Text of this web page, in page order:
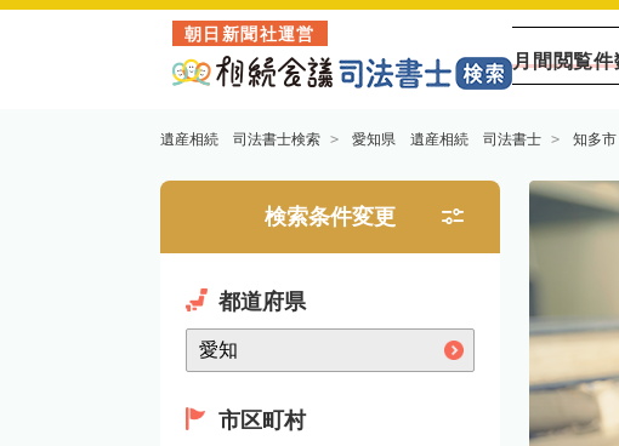
朝日新聞社運営
月間閲覧件
遺産相続 司法書士検索 愛知県 遺産相続 司法書士 知多
検索条件変更
都道府県
市区町村